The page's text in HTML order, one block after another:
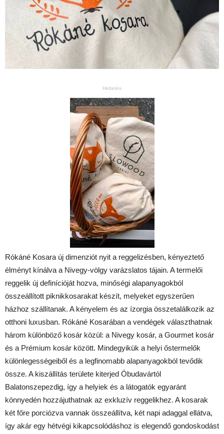
Hirdetés
Rókáné Kosara új dimenziót nyit a reggelizésben, kényeztető
élményt kínálva a Nivegy-völgy varázslatos tájain. A termelői
reggelik új definícióját hozva, minőségi alapanyagokból
összeállított piknikkosarakat készít, melyeket egyszerűen
házhoz szállítanak. A kényelem és az ízorgia összetalálkozik az
otthoni luxusban. Rókáné Kosarában a vendégek választhatnak
három különböző kosár közül: a Nivegy kosár, a Gourmet kosár
és a Prémium kosár között. Mindegyikük a helyi őstermelők
különlegességeiből és a legfinomabb alapanyagokból tevődik
össze. A kiszállítás területe kiterjed Óbudavártól
Balatonszepezdig, így a helyiek és a látogatók egyaránt
könnyedén hozzájuthatnak az exkluzív reggelikhez. A kosarak
két főre porciózva vannak összeállítva, két napi adaggal ellátva,
így akár egy hétvégi kikapcsolódáshoz is elegendő gondoskodást